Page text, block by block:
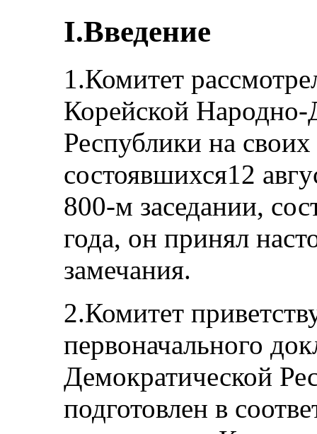
I.Введение
1.Комитет
Корейской Народно-
Республики на
состоявшихся12
800-м заседании,
года, он принял
замечания.
2.Комитет
первоначального
Демократической
подготовлен в